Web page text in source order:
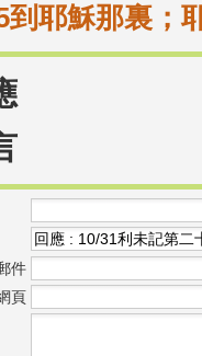
到耶穌那裏；
件
頁